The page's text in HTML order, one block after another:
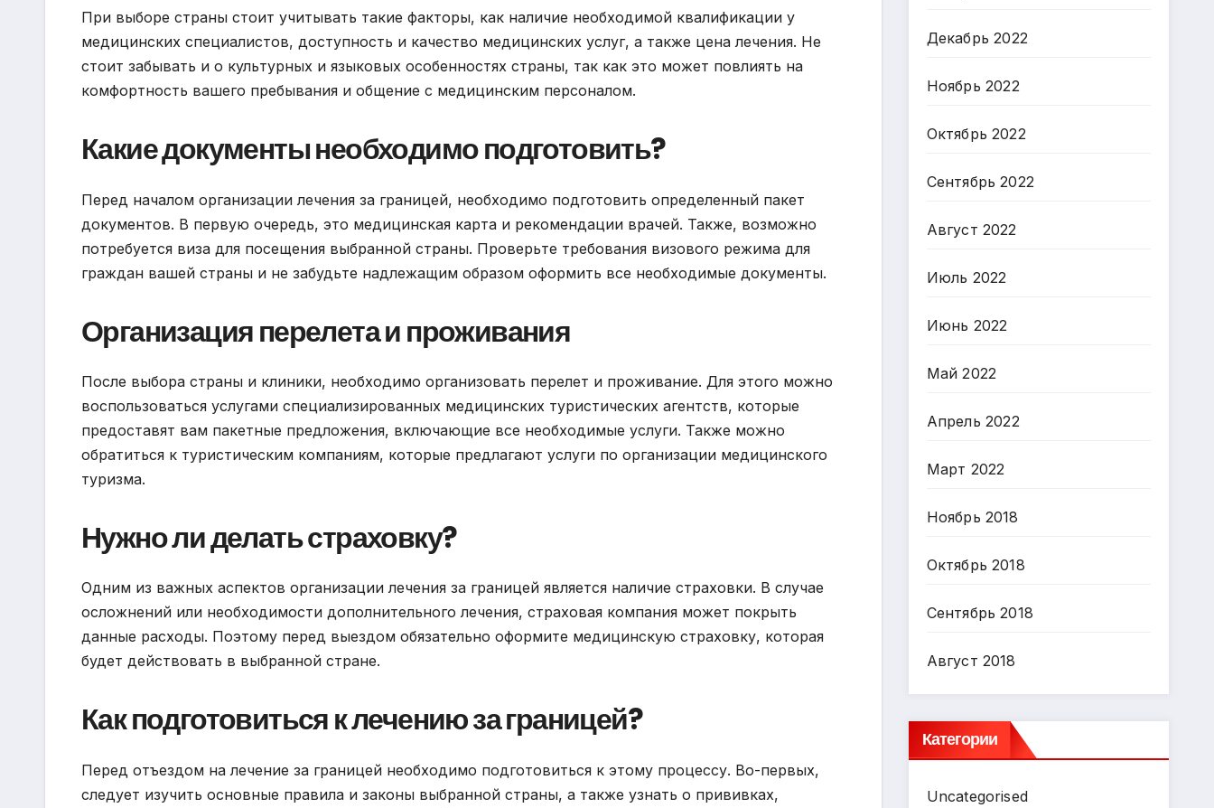
При выборе страны стоит учитывать такие факторы, как наличие необходимой квалификации у
медицинских специалистов, доступность и качество медицинских услуг, а также цена лечения. Не
стоит забывать и о культурных и языковых особенностях страны, так как это может повлиять на
комфортность вашего пребывания и общение с медицинским персоналом.
Какие документы необходимо подготовить?
Перед началом организации лечения за границей, необходимо подготовить определенный пакет
документов. В первую очередь, это медицинская карта и рекомендации врачей. Также, возможно
потребуется виза для посещения выбранной страны. Проверьте требования визового режима для
граждан вашей страны и не забудьте надлежащим образом оформить все необходимые документы.
Организация перелета и проживания
После выбора страны и клиники, необходимо организовать перелет и проживание. Для этого можно
воспользоваться услугами специализированных медицинских туристических агентств, которые
предоставят вам пакетные предложения, включающие все необходимые услуги. Также можно
обратиться к туристическим компаниям, которые предлагают услуги по организации медицинского
туризма.
Нужно ли делать страховку?
Одним из важных аспектов организации лечения за границей является наличие страховки. В случае
осложнений или необходимости дополнительного лечения, страховая компания может покрыть
данные расходы. Поэтому перед выездом обязательно оформите медицинскую страховку, которая
будет действовать в выбранной стране.
Как подготовиться к лечению за границей?
Перед отъездом на лечение за границей необходимо подготовиться к этому процессу. Во-первых,
следует изучить основные правила и законы выбранной страны, а также узнать о прививках,
Декабрь 2022
Ноябрь 2022
Октябрь 2022
Сентябрь 2022
Август 2022
Июль 2022
Июнь 2022
Май 2022
Апрель 2022
Март 2022
Ноябрь 2018
Октябрь 2018
Сентябрь 2018
Август 2018
Категории
Uncategorised